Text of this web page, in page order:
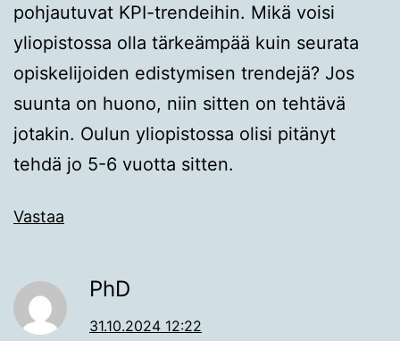
pohjautuvat KPI-trendeihin. Mikä voisi
yliopistossa olla tärkeämpää kuin seurata
opiskelijoiden edistymisen trendejä? Jos
suunta on huono, niin sitten on tehtävä
jotakin. Oulun yliopistossa olisi pitänyt
tehdä jo 5-6 vuotta sitten.
Vastaa
PhD
31.10.2024 12:22